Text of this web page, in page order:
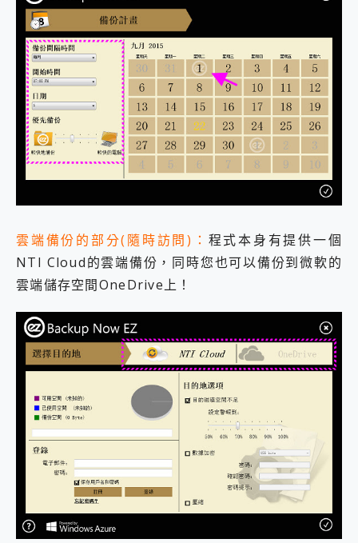
雲端備份的部分(隨時訪問)： 程式本身有提供一個
NTI Cloud的雲端備份，同時您也可以備份到微軟的
雲端儲存空間OneDrive上！